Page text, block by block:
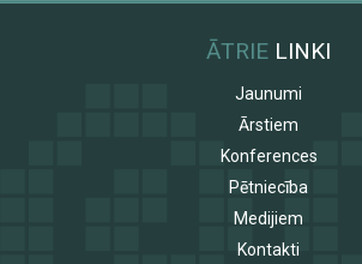
ĀTRIE LINKI
Jaunumi
Ārstiem
Konferences
Pētniecība
Medijiem
Kontakti